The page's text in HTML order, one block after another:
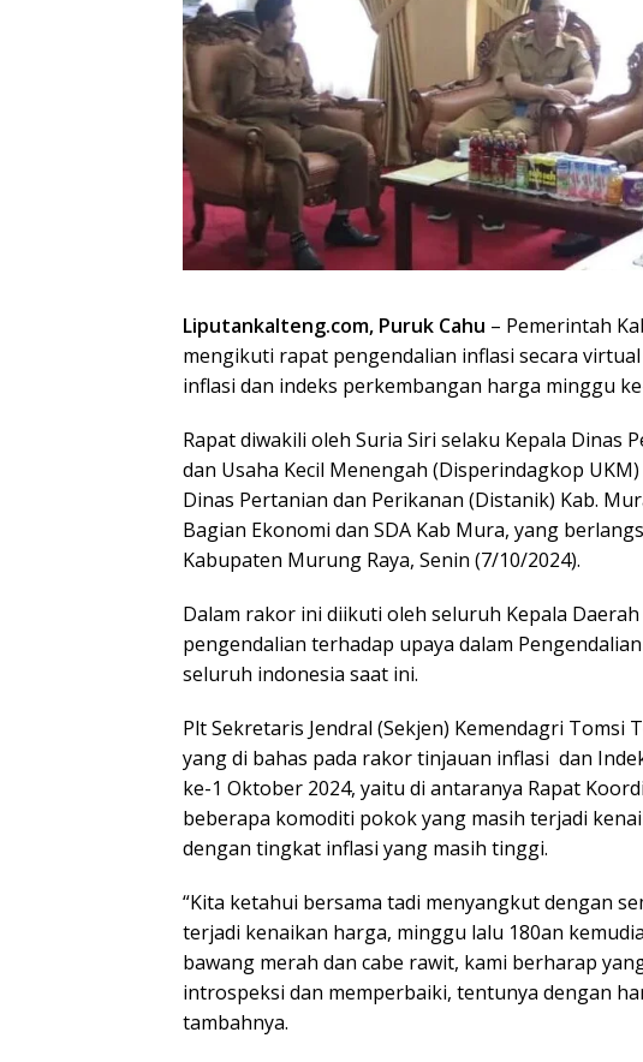
Liputankalteng.com, Puruk Cahu – Pemerintah
mengikuti rapat pengendalian inflasi secara
inflasi dan indeks perkembangan harga minggu
Rapat diwakili oleh Suria Siri selaku Kepala Dinas
dan Usaha Kecil Menengah (Disperindagkop
Dinas Pertanian dan Perikanan (Distanik) Kab.
Bagian Ekonomi dan SDA Kab Mura, yang
Kabupaten Murung Raya, Senin (7/10/2024).
Dalam rakor ini diikuti oleh seluruh Kepala
pengendalian terhadap upaya dalam
seluruh indonesia saat ini.
Plt Sekretaris Jendral (Sekjen) Kemendagri
yang di bahas pada rakor tinjauan inflasi dan
ke-1 Oktober 2024, yaitu di antaranya Rapat
beberapa komoditi pokok yang masih terjadi
dengan tingkat inflasi yang masih tinggi.
“Kita ketahui bersama tadi menyangkut dengan
terjadi kenaikan harga, minggu lalu 180an
bawang merah dan cabe rawit, kami berharap
introspeksi dan memperbaiki, tentunya dengan
tambahnya.